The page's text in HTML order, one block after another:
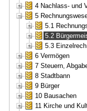
4 Nachlass- und
5
5.1
5.2
5.3
6 Vermögen
7 Steuern,
8 Stadtbann
9 Bürger
10 Bausachen
11 Kirche und